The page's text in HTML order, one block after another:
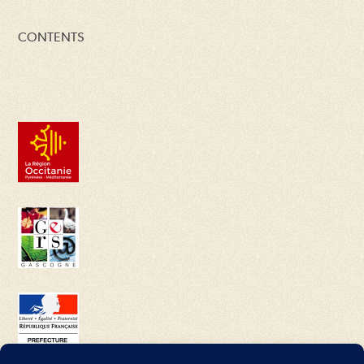
CONTENTS